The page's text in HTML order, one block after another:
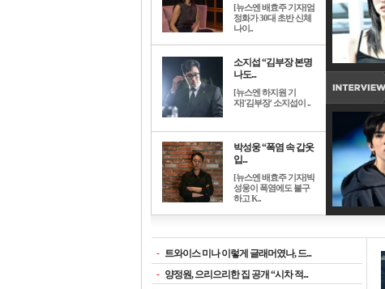
[뉴스엔 배효주 기자]엄
정화가 30대 초반 신체
나이..
소지섭 “김부장 본명
나도...
[뉴스엔 하지원 기
자]'김부장' 소지섭이 ..
박성웅 “폭염 속 갑옷
입...
[뉴스엔 배효주 기자]박
성웅이 폭염에도 불구
하고 K..
- 트와이스 미나 이렇게 글래머였나, 드...
- 양정원, 으리으리한 집 공개 “시차 적...